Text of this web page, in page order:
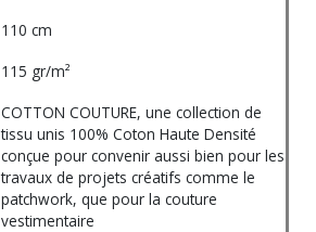
110 cm
115 gr/m²
COTTON COUTURE, une collection de
tissu unis 100% Coton Haute Densité
conçue pour convenir aussi bien pour les
travaux de projets créatifs comme le
patchwork, que pour la couture
vestimentaire